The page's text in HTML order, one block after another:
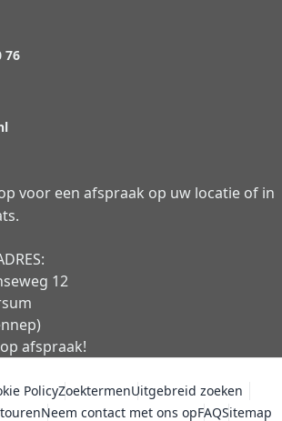
76
voor een afspraak op uw locatie of in
12
afspraak!
PolicyZoektermenUitgebreid zoeken
Neem contact met ons opFAQSitemap